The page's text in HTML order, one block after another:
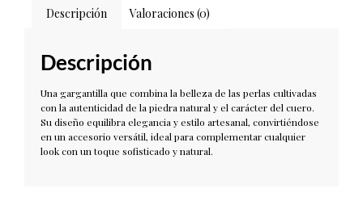
Descripción Valoraciones (0)
Descripción
Una gargantilla que combina la belleza de las perlas cultivadas
con la autenticidad de la piedra natural y el carácter del cuero.
Su diseño equilibra elegancia y estilo artesanal, convirtiéndose
en un accesorio versátil, ideal para complementar cualquier
look con un toque sofisticado y natural.